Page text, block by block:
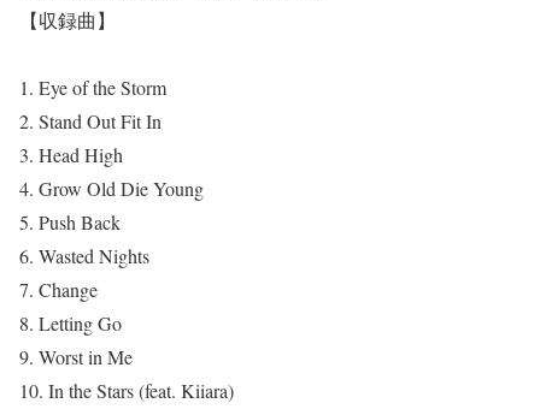
【収録曲】
1. Eye of the Storm
2. Stand Out Fit In
3. Head High
4. Grow Old Die Young
5. Push Back
6. Wasted Nights
7. Change
8. Letting Go
9. Worst in Me
10. In the Stars (feat. Kiiara)